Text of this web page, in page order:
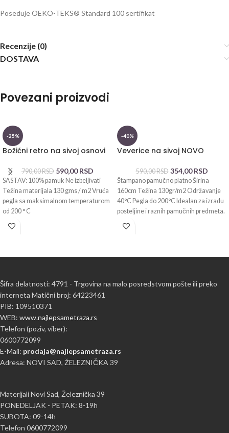
Poseduje OEKO-TEKS® Standard 100 sertifikat
Recenzije (0)
DOSTAVA
Povezani proizvodi
-25%
Božićni retro na sivoj osnovi
790,00RSD 590,00RSD
SASTAV: 100% pamuk Ne izbeljivati
Težina materijala 130 gms / m2 Vruća
pegla sa maksimalnom temperaturom
od 200 ° C
-40%
Veverice na sivoj NOVO
590,00RSD 354,00RSD
Štampano pamučno platno Širina
160cm Težina 130gr/m2 Održavanje
40°C Pegla do 200°C Idealan za izradu
posteljine i raznih pamučnih predmeta.
Šifra delatnosti: 4791 - Trgovina na malo posredstvom pošte ili preko
interneta Matični broj: 64223461
PIB: 109510371
WEB: www.najlepsametraza.rs
Telefon (poziv, viber):
0600772099
E-Mail: prodaja@najlepsametraza.rs
Adresa: NOVI SAD, ŽELEZNIČKA 39
Materijali Novi Sad, Železnička 39
PONEDELJAK - PETAK: 8-19h
SUBOTA: 09-14h
Telefon 0600772099